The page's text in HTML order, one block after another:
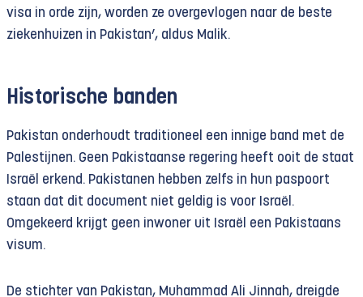
visa in orde zijn, worden ze overgevlogen naar de beste
ziekenhuizen in Pakistan’, aldus Malik.
Historische banden
Pakistan onderhoudt traditioneel een innige band met de
Palestijnen. Geen Pakistaanse regering heeft ooit de staat
Israël erkend. Pakistanen hebben zelfs in hun paspoort
staan dat dit document niet geldig is voor Israël.
Omgekeerd krijgt geen inwoner uit Israël een Pakistaans
visum.
De stichter van Pakistan, Muhammad Ali Jinnah, dreigde